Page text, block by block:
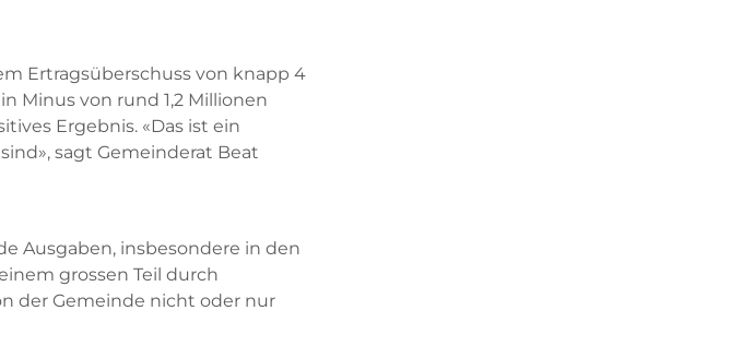
Ertragsüberschuss von knapp 4
Minus von rund 1,2 Millionen
Ergebnis. «Das ist ein
sagt Gemeinderat Beat
Ausgaben, insbesondere in den
grossen Teil durch
der Gemeinde nicht oder nur